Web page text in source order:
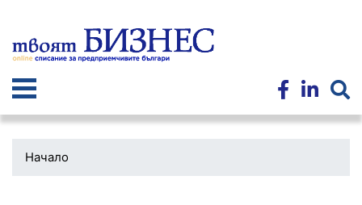
към
основното
Начало